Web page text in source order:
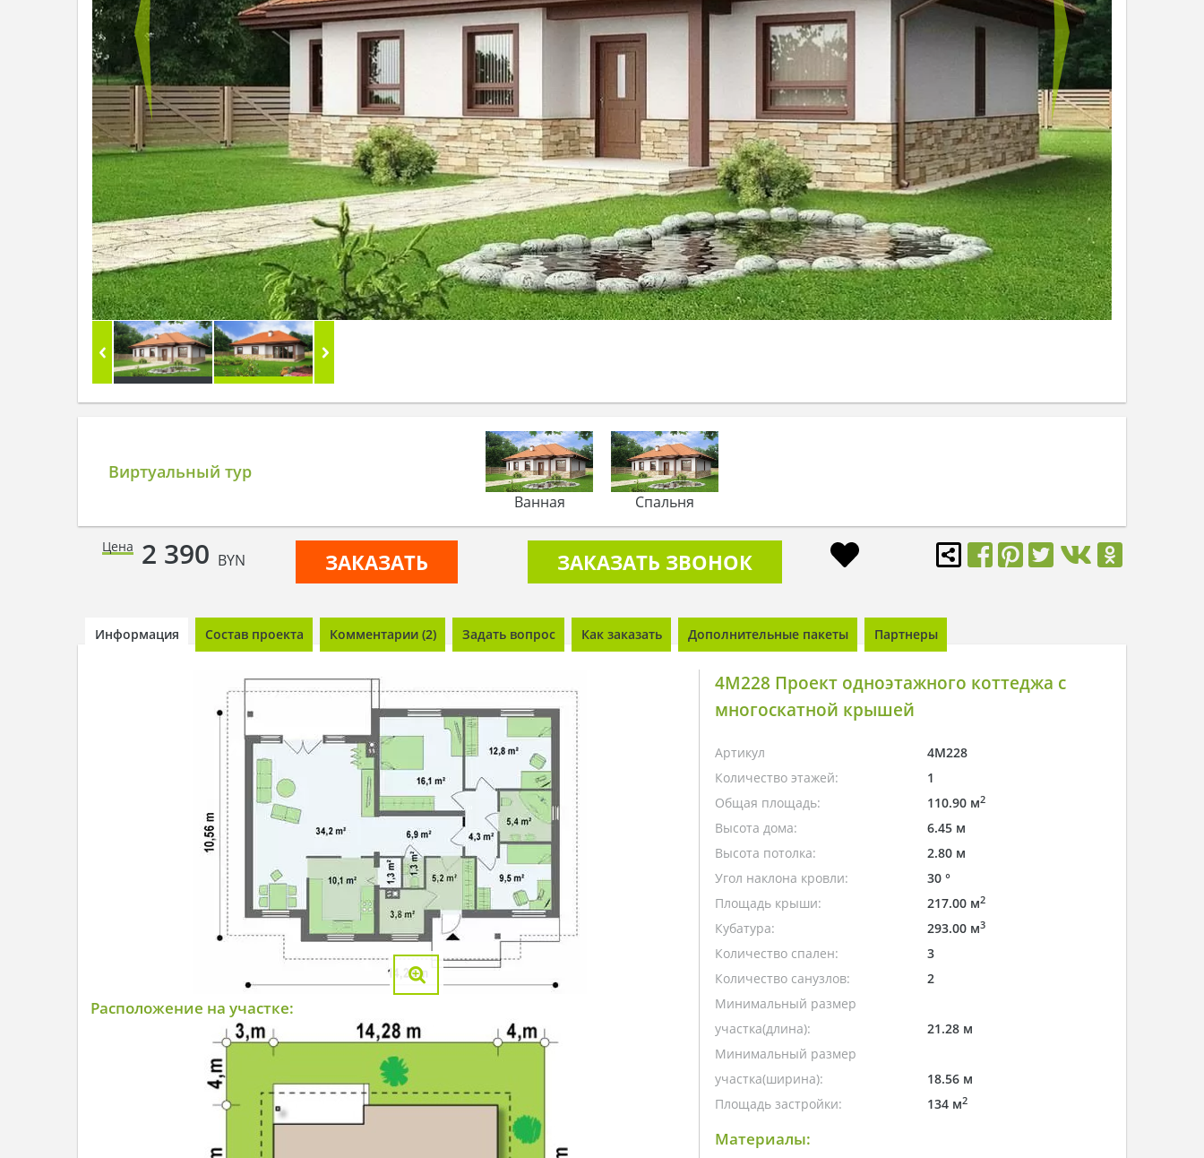
Виртуальный тур
Ванная Спальня
Цена 2 390 BYN ЗАКАЗАТЬ ЗАКАЗАТЬ ЗВОНОК
Информация Состав проекта Комментарии (2) Задать вопрос Как заказать Дополнительные пакеты Партнеры
Расположение на участке:
4M228 Проект одноэтажного коттеджа с
многоскатной крышей
Артикул
4M228
Количество этажей:
1
Общая площадь:
110.90 м2
Высота дома:
6.45 м
Высота потолка:
2.80 м
Угол наклона кровли:
30 °
Площадь крыши:
217.00 м2
Кубатура: 293.00 м3
Количество спален:
3
Количество санузлов:
2
Минимальный размер
участка(длина):
21.28 м
Минимальный размер
участка(ширина):
18.56 м
Площадь застройки:
134 м2
Материалы: